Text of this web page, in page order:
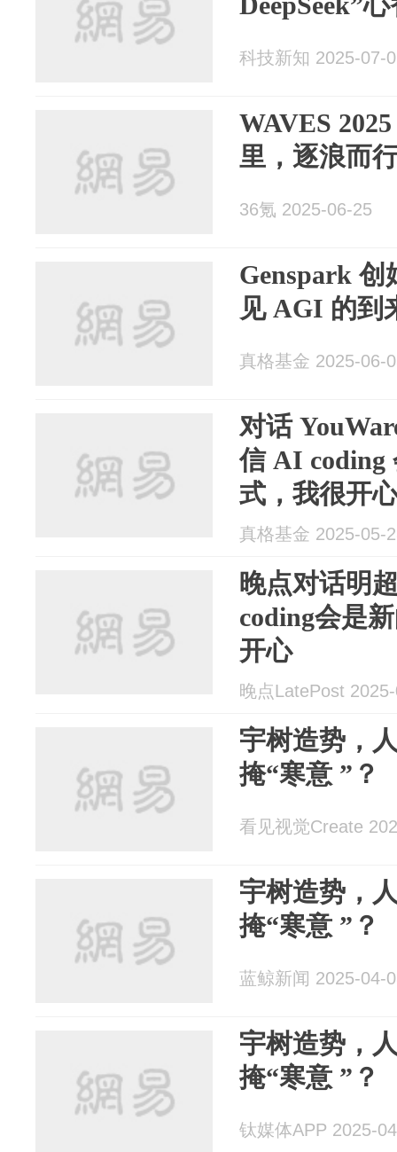
科技新知 2025-07-
WAVES
里，逐浪而
36氪 2025-06-25
Genspark 创
见 AGI 的到
真格基金 2025-06-
对话
信 AI coding
式，我很开
真格基金 2025-05-
晚点对话明
coding会是
开心
晚点LatePost
宇树造势，
掩“寒意 ”？
看见视觉Create
宇树造势，
掩“寒意 ”？
蓝鲸新闻 2025-04-
宇树造势，
掩“寒意 ”？
钛媒体APP 2025-